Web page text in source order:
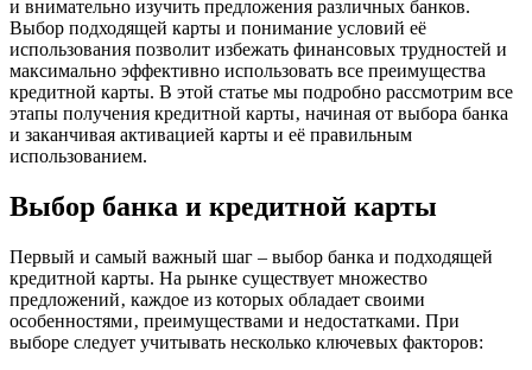
и внимательно изучить предложения различных банков.
Выбор подходящей карты и понимание условий её
использования позволит избежать финансовых трудностей и
максимально эффективно использовать все преимущества
кредитной карты. В этой статье мы подробно рассмотрим все
этапы получения кредитной карты‚ начиная от выбора банка
и заканчивая активацией карты и её правильным
использованием.
Выбор банка и кредитной карты
Первый и самый важный шаг – выбор банка и подходящей
кредитной карты. На рынке существует множество
предложений‚ каждое из которых обладает своими
особенностями‚ преимуществами и недостатками. При
выборе следует учитывать несколько ключевых факторов: